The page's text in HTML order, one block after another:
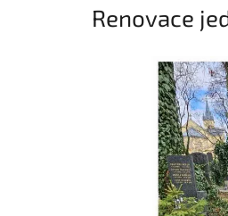
Renovace